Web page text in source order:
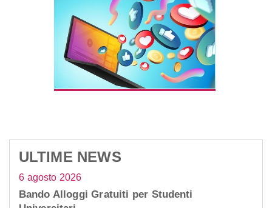
ULTIME NEWS
6 agosto 2026
Bando Alloggi Gratuiti per Studenti